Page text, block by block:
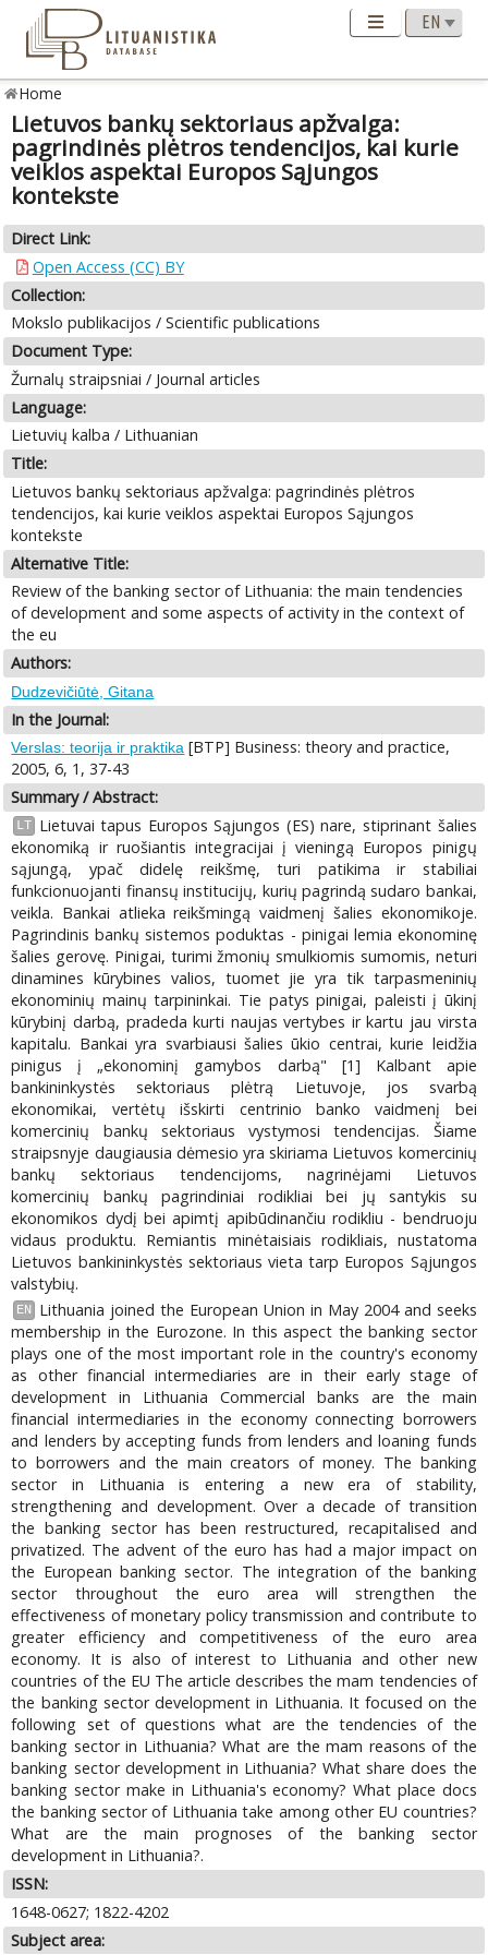
Home
Lietuvos bankų sektoriaus apžvalga:
pagrindinės plėtros tendencijos, kai kurie
veiklos aspektai Europos Sąjungos
kontekste
Direct Link:
Open Access (CC) BY
Collection:
Mokslo publikacijos / Scientific publications
Document Type:
Žurnalų straipsniai / Journal articles
Language:
Lietuvių kalba / Lithuanian
Title:
Lietuvos bankų sektoriaus apžvalga: pagrindinės plėtros
tendencijos, kai kurie veiklos aspektai Europos Sąjungos
kontekste
Alternative Title:
Review of the banking sector of Lithuania: the main tendencies
of development and some aspects of activity in the context of
the eu
Authors:
Dudzevičiūtė, Gitana
In the Journal:
Verslas: teorija ir praktika [BTP] Business: theory and practice,
2005, 6, 1, 37-43
Summary / Abstract:
LT
Lietuvai tapus Europos Sąjungos (ES) nare, stiprinant šalies
ekonomiką ir ruošiantis integracijai į vieningą Europos pinigų
sąjungą, ypač didelę reikšmę, turi patikima ir stabiliai
funkcionuojanti finansų institucijų, kurių pagrindą sudaro bankai,
veikla. Bankai atlieka reikšmingą vaidmenį šalies ekonomikoje.
Pagrindinis bankų sistemos poduktas - pinigai lemia ekonominę
šalies gerovę. Pinigai, turimi žmonių smulkiomis sumomis, neturi
dinamines kūrybines valios, tuomet jie yra tik tarpasmeninių
ekonominių mainų tarpininkai. Tie patys pinigai, paleisti į ūkinį
kūrybinį darbą, pradeda kurti naujas vertybes ir kartu jau virsta
kapitalu. Bankai yra svarbiausi šalies ūkio centrai, kurie leidžia
pinigus į „ekonominį gamybos darbą" [1] Kalbant apie
bankininkystės sektoriaus plėtrą Lietuvoje, jos svarbą
ekonomikai, vertėtų išskirti centrinio banko vaidmenį bei
komercinių bankų sektoriaus vystymosi tendencijas. Šiame
straipsnyje daugiausia dėmesio yra skiriama Lietuvos komercinių
bankų sektoriaus tendencijoms, nagrinėjami Lietuvos
komercinių bankų pagrindiniai rodikliai bei jų santykis su
ekonomikos dydį bei apimtį apibūdinančiu rodikliu - bendruoju
vidaus produktu. Remiantis minėtaisiais rodikliais, nustatoma
Lietuvos bankininkystės sektoriaus vieta tarp Europos Sąjungos
valstybių.
EN
Lithuania joined the European Union in May 2004 and seeks
membership in the Eurozone. In this aspect the banking sector
plays one of the most important role in the country's economy
as other financial intermediaries are in their early stage of
development in Lithuania Commercial banks are the main
financial intermediaries in the economy connecting borrowers
and lenders by accepting funds from lenders and loaning funds
to borrowers and the main creators of money. The banking
sector in Lithuania is entering a new era of stability,
strengthening and development. Over a decade of transition
the banking sector has been restructured, recapitalised and
privatized. The advent of the euro has had a major impact on
the European banking sector. The integration of the banking
sector throughout the euro area will strengthen the
effectiveness of monetary policy transmission and contribute to
greater efficiency and competitiveness of the euro area
economy. It is also of interest to Lithuania and other new
countries of the EU The article describes the mam tendencies of
the banking sector development in Lithuania. It focused on the
following set of questions what are the tendencies of the
banking sector in Lithuania? What are the mam reasons of the
banking sector development in Lithuania? What share does the
banking sector make in Lithuania's economy? What place docs
the banking sector of Lithuania take among other EU countries?
What are the main prognoses of the banking sector
development in Lithuania?.
ISSN:
1648-0627; 1822-4202
Subject area: